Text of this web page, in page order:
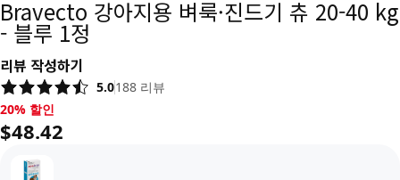
Bravecto 강아지용 벼룩·진드기 츄 20-40 kg
- 블루 1정
리뷰 작성하기
5.0188 리뷰
20% 할인, $48.42
20% 할인
$48.42